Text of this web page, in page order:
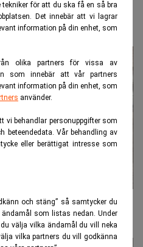
för att du ska få en så bra
Det innebär att vi lagrar
information på din enhet, som
olika partners för vissa av
som innebär att vår partners
information på din enhet, som
använder.
vi behandlar personuppgifter som
beteendedata. Vår behandling av
eller berättigat intresse som
och stäng” så samtycker du
som listas nedan. Under
du välja vilka ändamål du vill neka
vilka partners du vill godkänna
”Klientnöjdhet ger
IR-chef: ”Har löpande